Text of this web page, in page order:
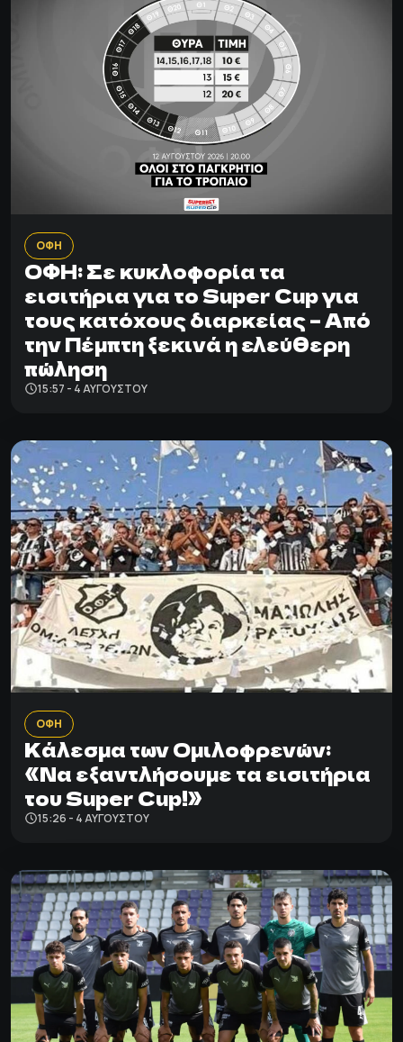
ΟΦΗ
ΟΦΗ: Σε κυκλοφορία τα
εισιτήρια για το Super Cup για
τους κατόχους διαρκείας – Από
την Πέμπτη ξεκινά η ελεύθερη
πώληση
15:57 - 4 ΑΥΓΟΎΣΤΟΥ
ΟΦΗ
Κάλεσμα των Ομιλοφρενών:
«Να εξαντλήσουμε τα εισιτήρια
του Super Cup!»
15:26 - 4 ΑΥΓΟΎΣΤΟΥ